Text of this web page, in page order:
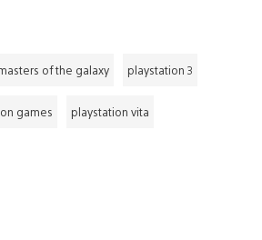
of the galaxy playstation 3
games playstation vita